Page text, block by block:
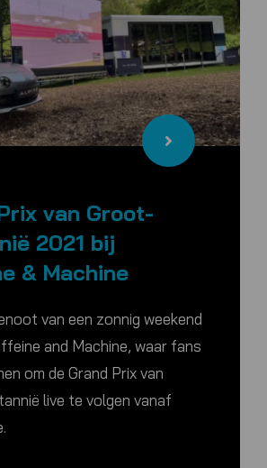
van Groot-
2021 bij
& Machine
van een zonnig weekend
and Machine, waar fans
om de Grand Prix van
live te volgen vanaf